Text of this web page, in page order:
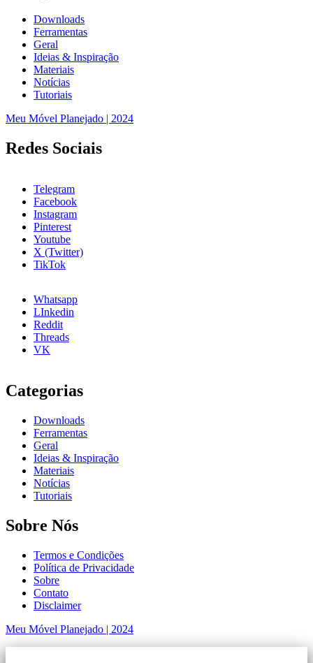
Downloads
Ferramentas
Geral
Ideias & Inspiração
Materiais
Notícias
Tutoriais
Meu Móvel Planejado | 2024
Redes Sociais
Telegram
Facebook
Instagram
Pinterest
Youtube
X (Twitter)
TikTok
Whatsapp
LInkedin
Reddit
Threads
VK
Categorias
Downloads
Ferramentas
Geral
Ideias & Inspiração
Materiais
Notícias
Tutoriais
Sobre Nós
Termos e Condições
Política de Privacidade
Sobre
Contato
Disclaimer
Meu Móvel Planejado | 2024